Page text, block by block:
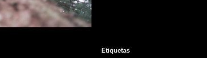
Etiquetas